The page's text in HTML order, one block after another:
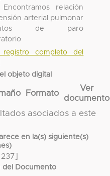
relación
arterial pulmonar
de paro
registro completo del
objeto digital
Formato
Ver
documento
asociados a este
en la(s) siguiente(s)
del Documento